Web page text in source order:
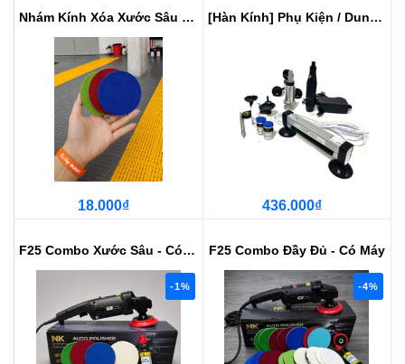
Nhám Kính Xóa Xước Sâu 3inch
18.000₫
[Hàn Kính] Phụ Kiện / Dung Dịch ...
436.000₫
F25 Combo Xước Sâu - Có Máy
-1%
F25 Combo Đầy Đủ - Có Máy
-4%